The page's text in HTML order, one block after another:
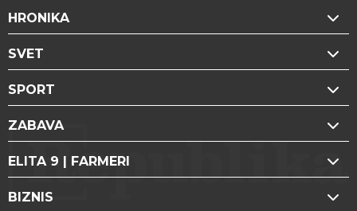
HRONIKA
SVET
SPORT
ZABAVA
ELITA 9 | FARMERI
BIZNIS